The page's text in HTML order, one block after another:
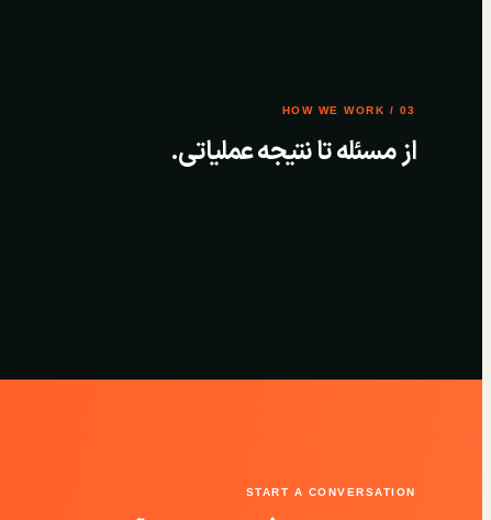
03 / HOW WE WORK
از مسئله تا نتیجه عملیاتی.
START A CONVERSATION